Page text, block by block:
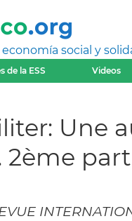
social y
de la ESS Videos
Une
2ème